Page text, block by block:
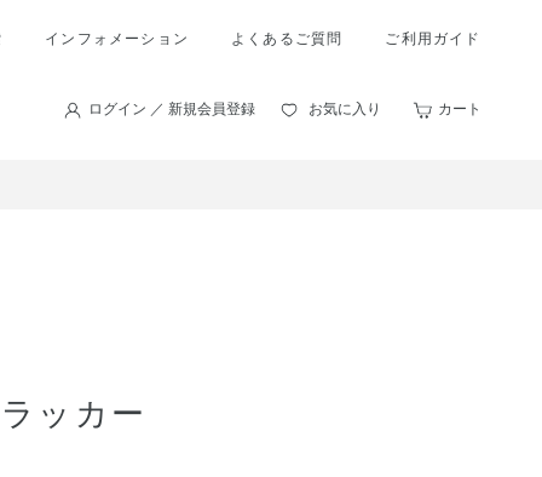
インフォメーション よくあるご質問 ご利用ガイド
ログイン ／ 新規会員登録 お気に入り カート
ッカー